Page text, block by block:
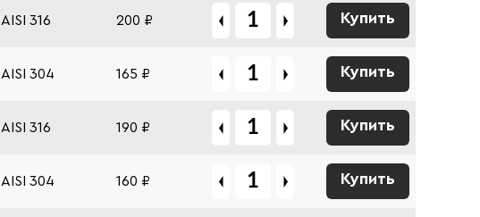
AISI 316 200 ₽ Купить
AISI 304 165 ₽ Купить
AISI 316 190 ₽ Купить
AISI 304 160 ₽ Купить